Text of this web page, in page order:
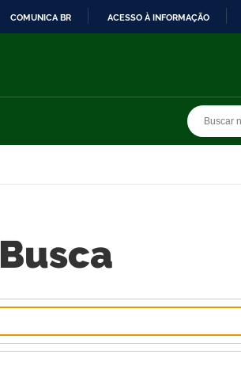
COMUNICA BR ACESSO À INFORMAÇÃO
Busca